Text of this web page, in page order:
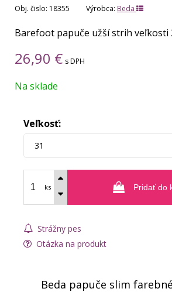
Obj. čislo: 18355 Výrobca: Beda
Barefoot papuče užší strih veľkosti
26,90 € s DPH
Na sklade
Veľkosť:
31
ks Pridať do
Strážny pes
Otázka na produkt
Beda papuče slim